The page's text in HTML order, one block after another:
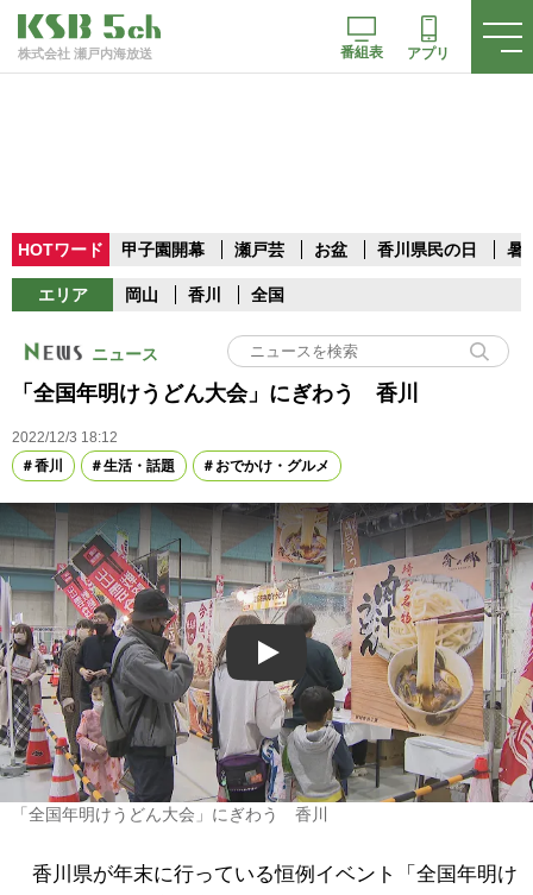
株式会社 瀬戸内海放送 番組表 アプリ
HOTワード 甲子園開幕 瀬戸芸 お盆 香川県民の日 暑
エリア 岡山 香川 全国
ニュース
「全国年明けうどん大会」にぎわう 香川
2022/12/3 18:12
香川
生活・話題 おでかけ・グルメ
Play
「全国年明けうどん大会」にぎわう 香川
香川県が年末に行っている恒例イベント「全国年明け